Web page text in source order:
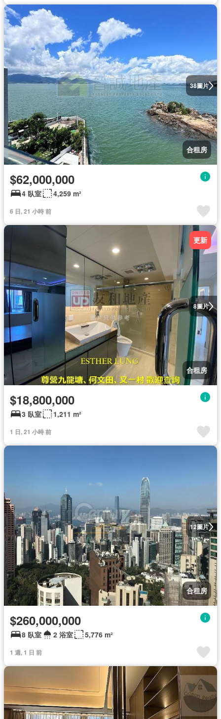
38圖片
合租房
$62,000,000
4 臥室 4,259 m²
6 日, 21 小時 前
8圖片
更新
合租房
$18,800,000
3 臥室 1,211 m²
1 日, 21 小時 前
12圖片
合租房
$260,000,000
8 臥室 2 浴室 5,776 m²
1 週, 1 日 前